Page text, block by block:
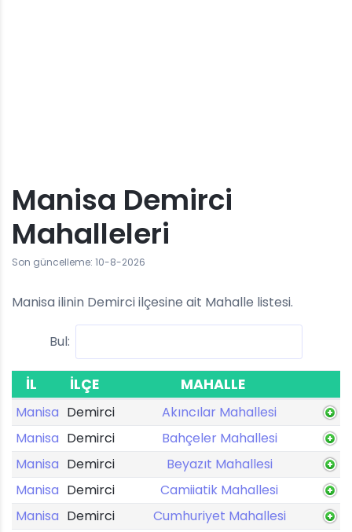
Manisa Demirci
Mahalleleri
Son güncelleme: 10-8-2026
Manisa ilinin Demirci ilçesine ait Mahalle listesi.
Bul:
İL İLÇE MAHALLE
Manisa Demirci
Akıncılar Mahallesi
Manisa Demirci
Bahçeler Mahallesi
Manisa Demirci
Beyazıt Mahallesi
Manisa Demirci
Camiiatik Mahallesi
Manisa Demirci
Cumhuriyet Mahallesi